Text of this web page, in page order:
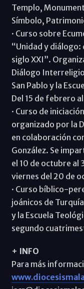
Templo,
Símbolo,
· Curso sobre
“Unidad y
siglo XXI”.
Diálogo
San Pablo y la
Del 15 de febrero
· Curso de
organizado por la
en colaboración
González. Se
el 10 de octubre al
viernes del 20 de
· Curso bíblico-
joánicos de
y la Escuela
segundo
+ INFO
Para más